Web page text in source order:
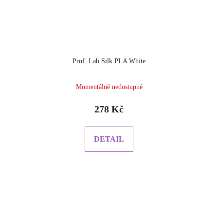
Prof. Lab Silk PLA White
Momentálně nedostupné
278 Kč
DETAIL